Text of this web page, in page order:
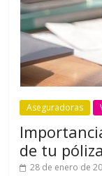
Aseguradoras
de tu
28 de enero de